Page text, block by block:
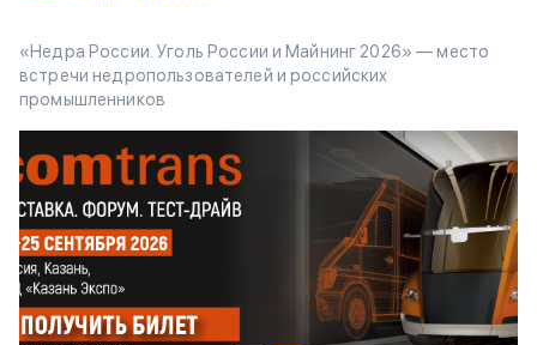
«Недра России. Уголь России и Майнинг 2026» — место
встречи недропользователей и российских
промышленников